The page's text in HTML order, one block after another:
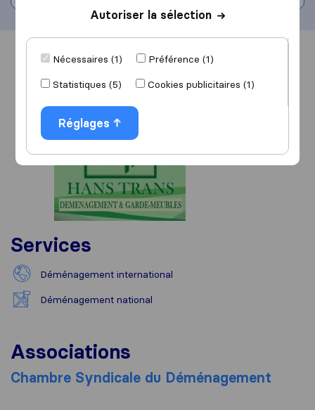
Vue d'ensemble Avis
Services
Déménagement international
Déménagement national
Associations
Chambre Syndicale du Déménagement
Autoriser la sélection
Nécessaires (1)
Préférence (1)
Statistiques (5)
Cookies publicitaires (1)
Réglages